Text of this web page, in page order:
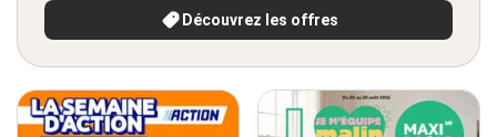
Découvrez les offres